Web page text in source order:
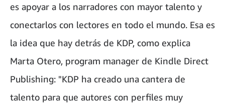
es apoyar a los narradores con mayor talento y
conectarlos con lectores en todo el mundo. Esa es
la idea que hay detrás de KDP, como explica
Marta Otero, program manager de Kindle Direct
Publishing: "KDP ha creado una cantera de
talento para que autores con perfiles muy